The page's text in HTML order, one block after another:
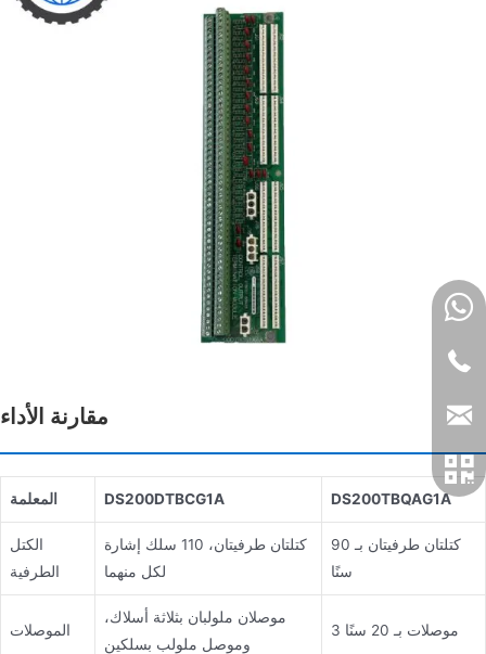
مقارنة الأداء
المعلمة DS200DTBCG1A DS200TBQAG1A
الكتل
الطرفية
كتلتان طرفيتان، 110 سلك إشارة
لكل منهما
كتلتان طرفيتان بـ 90
سنًا
الموصلات
موصلان ملولبان بثلاثة أسلاك،
وموصل ملولب بسلكين
3 موصلات بـ 20 سنًا